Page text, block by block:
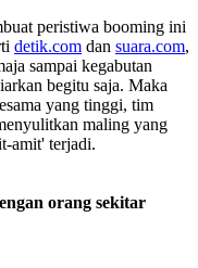
peristiwa booming ini
detik.com dan suara.com,
sampai kegabutan
begitu saja. Maka
yang tinggi, tim
maling yang
amit' terjadi.
orang sekitar